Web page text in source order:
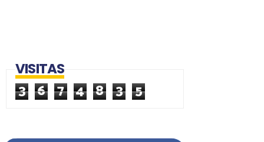
VISITAS
3 6 7 4 8 3 5